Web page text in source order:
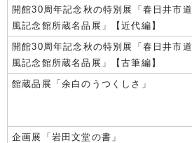
開館30周年記念秋の特別展「春日井市道
風記念館所蔵名品展」【近代編】
開館30周年記念秋の特別展「春日井市道
風記念館所蔵名品展」【古筆編】
館蔵品展「余白のうつくしさ」
企画展「岩田文堂の書」